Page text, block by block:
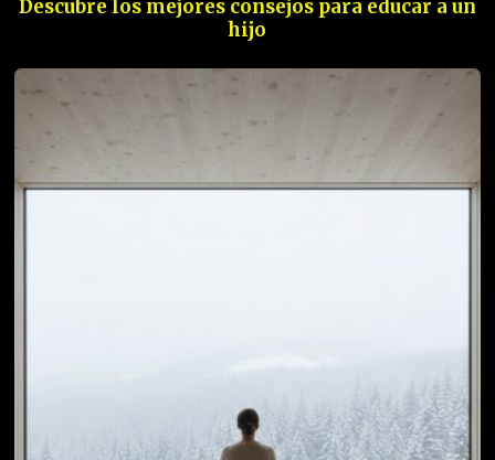
Descubre los mejores consejos para educar a un
hijo